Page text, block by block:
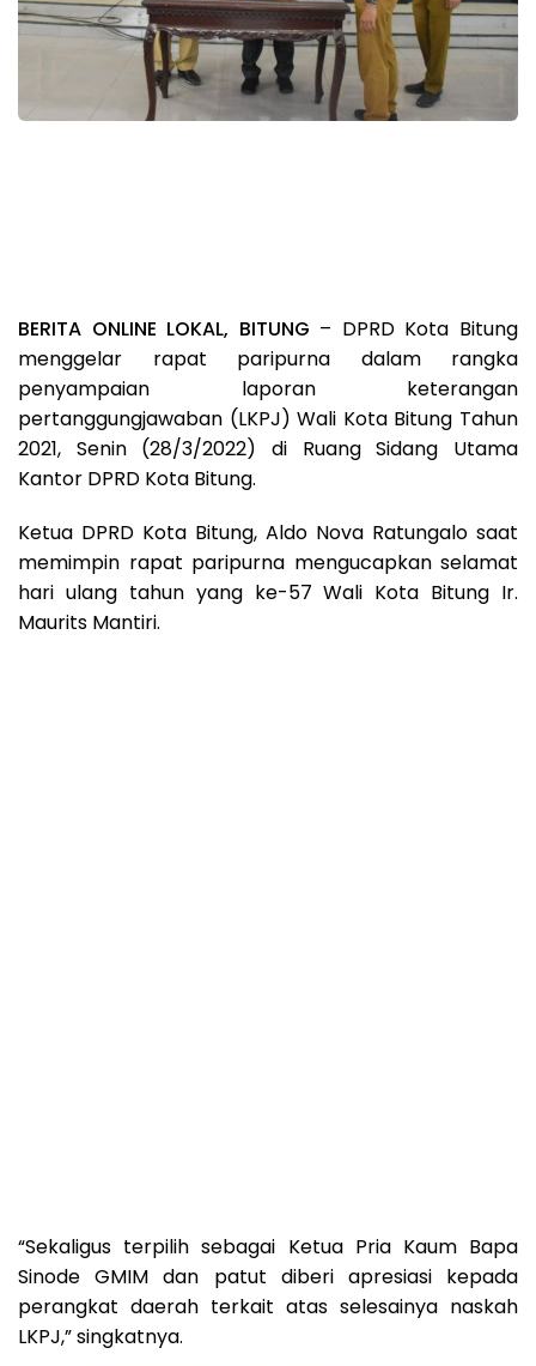
BERITA ONLINE LOKAL, BITUNG – DPRD Kota Bitung
menggelar rapat paripurna dalam rangka
penyampaian laporan keterangan
pertanggungjawaban (LKPJ) Wali Kota Bitung Tahun
2021, Senin (28/3/2022) di Ruang Sidang Utama
Kantor DPRD Kota Bitung.
Ketua DPRD Kota Bitung, Aldo Nova Ratungalo saat
memimpin rapat paripurna mengucapkan selamat
hari ulang tahun yang ke-57 Wali Kota Bitung Ir.
Maurits Mantiri.
“Sekaligus terpilih sebagai Ketua Pria Kaum Bapa
Sinode GMIM dan patut diberi apresiasi kepada
perangkat daerah terkait atas selesainya naskah
LKPJ,” singkatnya.